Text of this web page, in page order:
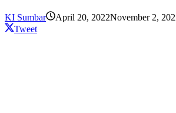
KI Sumbar April 20, 2022November 2,
Tweet